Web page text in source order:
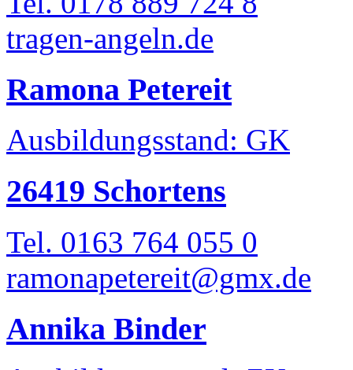
tragen-angeln.de
Ramona Petereit
Ausbildungsstand: GK
26419 Schortens
Tel. 0163 764 055 0
ramonapetereit@gmx.de
Annika Binder